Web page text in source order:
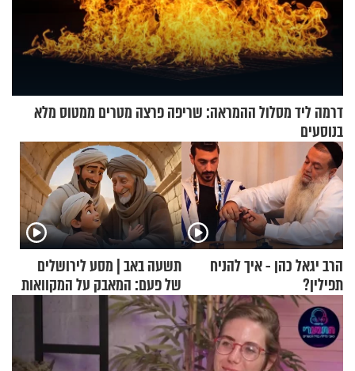
דרמה ליד מסלול ההמראה: שריפה פרצה מטרים ממטוס מלא
בנוסעים
הרב יגאל כהן - איך להניח
תפילין?
תשעה באב | מסע לירושלים
של פעם: המאבק על המקוואות